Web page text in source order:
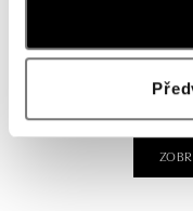
ALOve
Roztylská 2321/19,
tel.: +420730524389
dnes otevřeno do
ALOve OC